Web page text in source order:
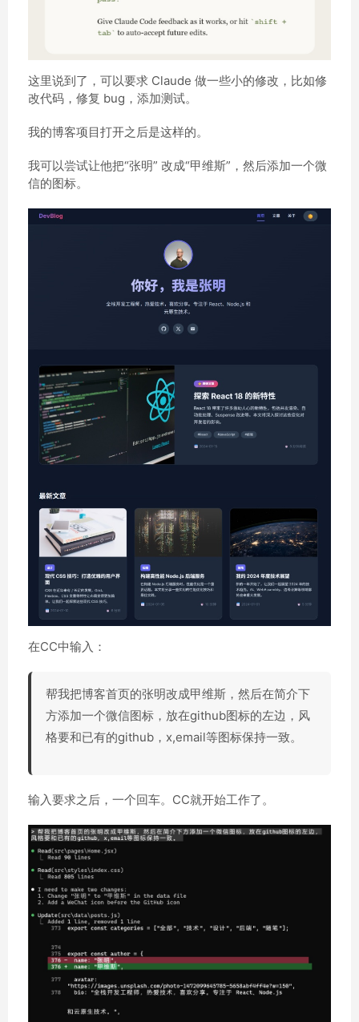
这里说到了，可以要求 Claude 做一些小的修改，比如修
改代码，修复 bug，添加测试。
我的博客项目打开之后是这样的。
我可以尝试让他把“张明” 改成“甲维斯”，然后添加一个微
信的图标。
在CC中输入：
帮我把博客首页的张明改成甲维斯，然后在简介下
方添加一个微信图标，放在github图标的左边，风
格要和已有的github，x,email等图标保持一致。
输入要求之后，一个回车。CC就开始工作了。